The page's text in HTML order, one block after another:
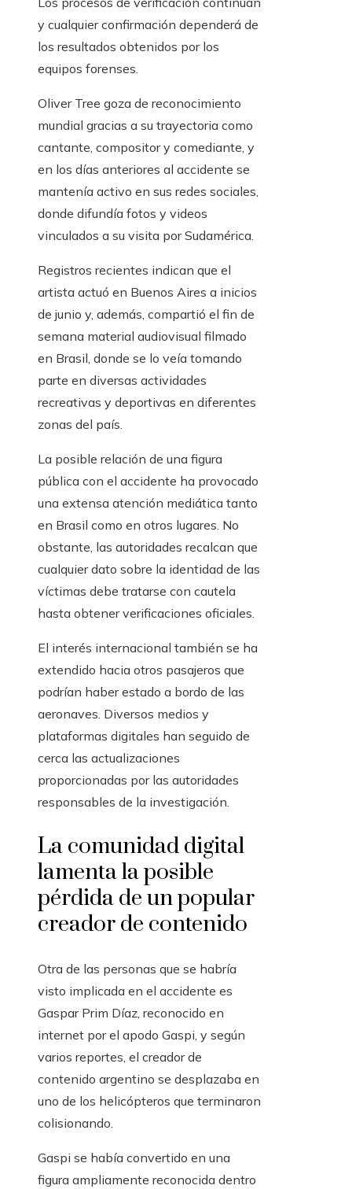
y cualquier confirmación dependerá de
los resultados obtenidos por los
equipos forenses.
Oliver Tree goza de reconocimiento
mundial gracias a su trayectoria como
cantante, compositor y comediante, y
en los días anteriores al accidente se
mantenía activo en sus redes sociales,
donde difundía fotos y videos
vinculados a su visita por Sudamérica.
Registros recientes indican que el
artista actuó en Buenos Aires a inicios
de junio y, además, compartió el fin de
semana material audiovisual filmado
en Brasil, donde se lo veía tomando
parte en diversas actividades
recreativas y deportivas en diferentes
zonas del país.
La posible relación de una figura
pública con el accidente ha provocado
una extensa atención mediática tanto
en Brasil como en otros lugares. No
obstante, las autoridades recalcan que
cualquier dato sobre la identidad de las
víctimas debe tratarse con cautela
hasta obtener verificaciones oficiales.
El interés internacional también se ha
extendido hacia otros pasajeros que
podrían haber estado a bordo de las
aeronaves. Diversos medios y
plataformas digitales han seguido de
cerca las actualizaciones
proporcionadas por las autoridades
responsables de la investigación.
La comunidad digital
lamenta la posible
pérdida de un popular
creador de contenido
Otra de las personas que se habría
visto implicada en el accidente es
Gaspar Prim Díaz, reconocido en
internet por el apodo Gaspi, y según
varios reportes, el creador de
contenido argentino se desplazaba en
uno de los helicópteros que terminaron
colisionando.
Gaspi se había convertido en una
figura ampliamente reconocida dentro